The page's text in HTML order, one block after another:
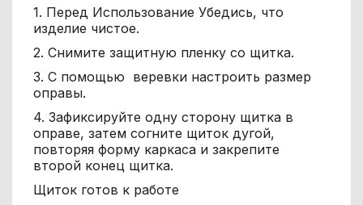
1. Перед Использование Убедись, что
изделие чистое.
2. Снимите защитную пленку со щитка.
3. С помощью веревки настроить размер
оправы.
4. Зафиксируйте одну сторону щитка в
оправе, затем согните щиток дугой,
повторяя форму каркаса и закрепите
второй конец щитка.
Щиток готов к работе